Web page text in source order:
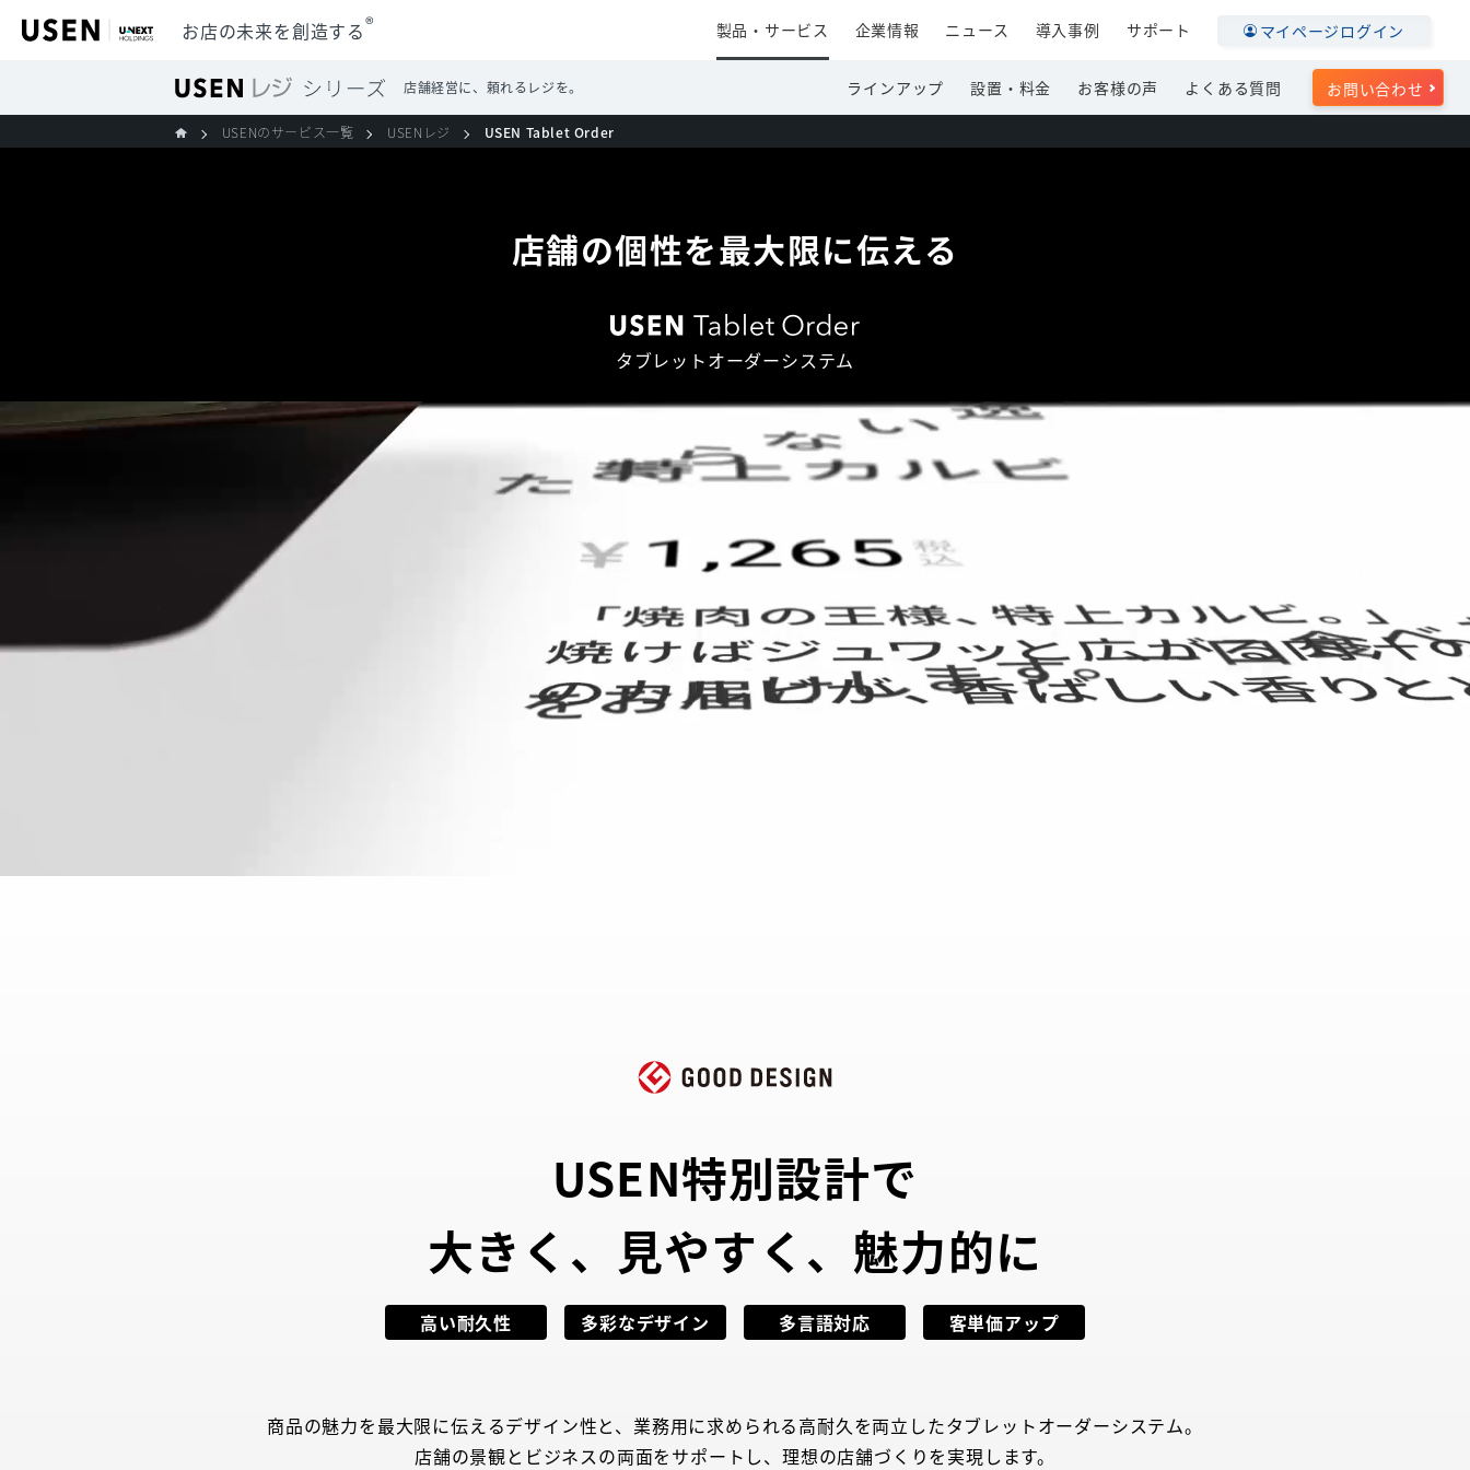
店舗経営に、頼れるレジを。 ラインアップ 設置・料金 お客様の声 よくある質問 お問い合わせ
製品・サービス 企業情報 ニュース 導入事例 サポート マイページログイン
お店の未来を創造する®
USENのサービス一覧 USENレジ USEN Tablet Order
店舗の個性を最大限に伝える
タブレットオーダーシステム
USEN特別設計で
大きく、見やすく、 魅力的に
高い耐久性 多彩なデザイン 多言語対応 客単価アップ
商品の魅力を最大限に伝えるデザイン性と、業務用に求められる高耐久を両立したタブレットオーダーシステム。
店舗の景観とビジネスの両面をサポートし、理想の店舗づくりを実現します。